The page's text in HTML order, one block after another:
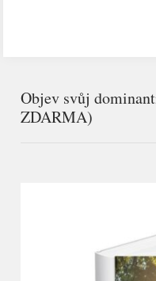
Objev svůj
ZDARMA)